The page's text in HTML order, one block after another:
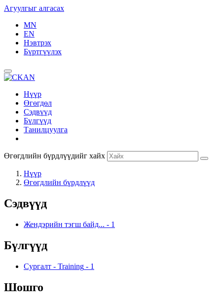
Агуулгыг алгасах
MN
EN
Нэвтрэх
Бүртгүүлэх
Нүүр
Өгөгдөл
Сэдвүүд
Бүлгүүд
Танилцуулга
Өгөгдлийн бүрдлүүдийг хайх
Нүүр
Өгөгдлийн бүрдлүүд
Сэдвүүд
Жендэрийн тэгш байд... - 1
Бүлгүүд
Сургалт - Training - 1
Шошго